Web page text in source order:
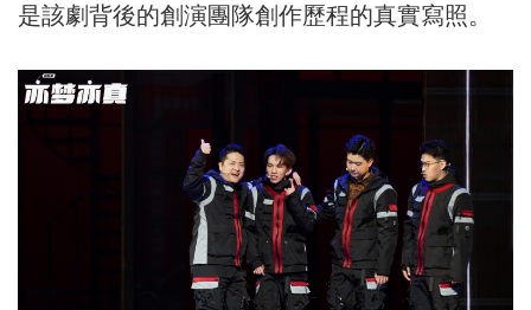
是該劇背後的創演團隊創作歷程的真實寫照。